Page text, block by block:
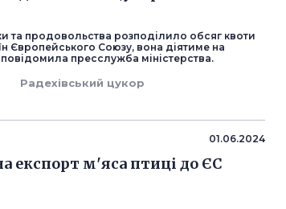
та продовольства розподілило обсяг квоти
Європейського Союзу, вона діятиме на
пресслужба міністерства.
Радехівський цукор
01.06.2024
експорт м'яса птиці до ЄС